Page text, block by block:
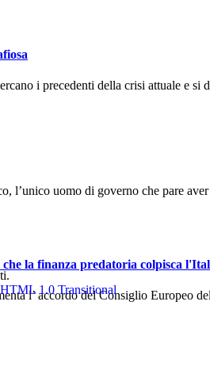
i precedenti della crisi attuale e si
l’unico uomo di governo che pare
la finanza predatoria colpisca
l’ accordo del Consiglio Europeo